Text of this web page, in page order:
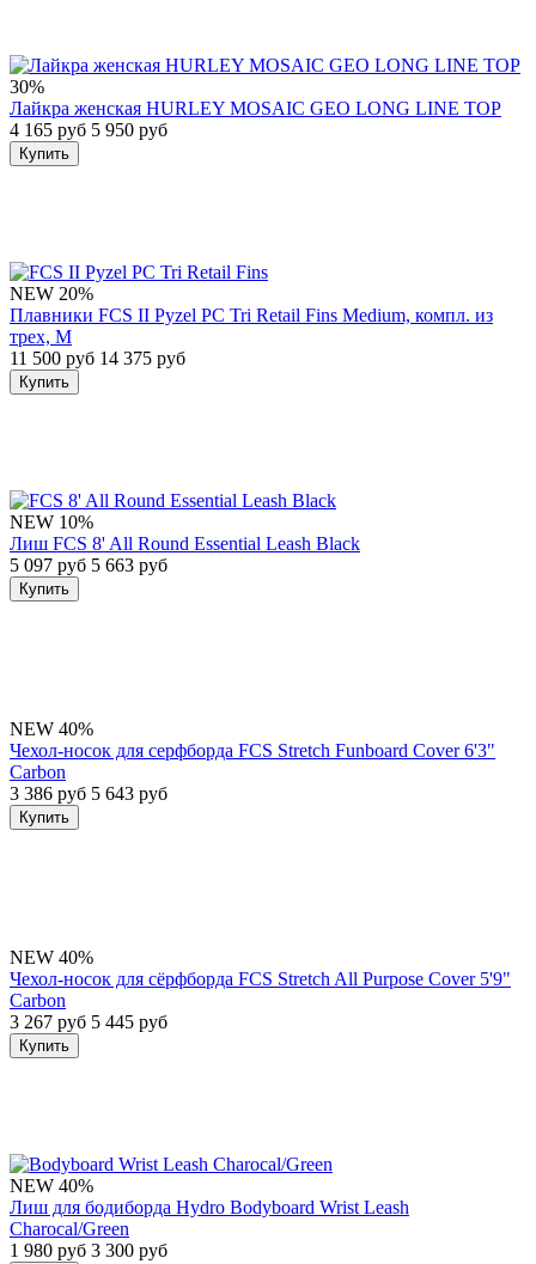
30%
Лайкра женская HURLEY MOSAIC GEO LONG LINE TOP
4 165 руб 5 950 руб
Купить
NEW 20%
Плавники FCS II Pyzel PC Tri Retail Fins Medium, компл. из
трех, M
11 500 руб 14 375 руб
Купить
NEW 10%
Лиш FCS 8' All Round Essential Leash Black
5 097 руб 5 663 руб
Купить
NEW 40%
Чехол-носок для серфборда FCS Stretch Funboard Cover 6'3"
Carbon
3 386 руб 5 643 руб
Купить
NEW 40%
Чехол-носок для сёрфборда FCS Stretch All Purpose Cover 5'9"
Carbon
3 267 руб 5 445 руб
Купить
NEW 40%
Лиш для бодиборда Hydro Bodyboard Wrist Leash
Charocal/Green
1 980 руб 3 300 руб